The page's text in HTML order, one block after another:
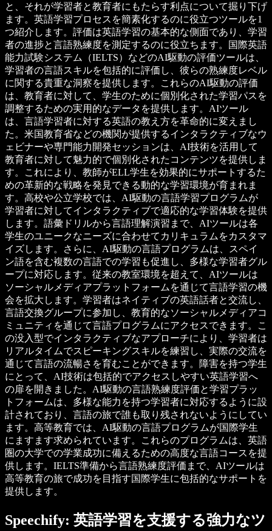
と、それが学習者と教育者にもたらす利点について掘り下げ
ます。英語学習プロセスを簡素化するのに役立つツールを1
つ紹介します。評価は英語学習の基本的な側面であり、学習
者の進捗と言語熟練度を測定するのに役立ちます。国際英語
能力試験システム（IELTS）などのAI駆動の評価ツールは、
学習者の言語スキルを包括的に評価し、彼らの熟練度レベル
に関する貴重な洞察を提供します。これらのAI駆動の評価
は、教育者に対して、学生のために個別化された学習パスを
調整するための実用的なデータを提供します。AIツール
は、言語学習者に対する英語の教え方を革命的に変えまし
た。米国教育省などの機関が提供するインタラクティブなウ
ェビナーや専門能力開発セッションは、AI技術を活用して
教育者に対して魅力的で個別化されたコンテンツを提供しま
す。これにより、教師がELL学生を効果的にサポートするた
めの革新的な戦略を発見できる動的な学習環境が育まれま
す。高校や公立学校では、AI駆動の言語学習プログラムが
学習者に対してインタラクティブで適応的な学習体験を提供
します。語彙ドリルから言語理解演習まで、AIツールは各
学生のユニークなニーズに合わせてカリキュラムをカスタマ
イズします。さらに、AI駆動の言語プログラムは、スペイ
ン語を含む複数の言語での学習も促進し、多様な学習者グル
ープに対応します。従来の教室環境を超えて、AIツールは
ソーシャルメディアプラットフォームを通じて言語学習の機
会を拡大します。学習者はネイティブの英語話者と交流し、
言語交換グループに参加し、教育的なソーシャルメディアコ
ミュニティを通じて言語プログラムにアクセスできます。こ
の没入型でインタラクティブなアプローチにより、学習者は
リアルタイムでスピーキングスキルを練習し、実際の交流を
通じて言語の流暢さを育むことができます。障害を持つ学生
にとって、AI技術は包括的でアクセスしやすい英語学習へ
の扉を開きました。AI駆動の言語熟練度評価と学習プラッ
トフォームは、多様な能力を持つ学習者に対応するように設
計されており、言語の旅で誰も取り残されないようにしてい
ます。高等教育では、AI駆動の言語プログラムが国際学生
にますます求められています。これらのプログラムは、英語
圏の大学での学業成功に備えるための高度な言語コースを提
供します。IELTS準備から言語熟練度評価まで、AIツールは
高等教育の旅で成功を目指す国際学生に包括的なサポートを
提供します。
Speechify: 英語学習を支援する強力なツ